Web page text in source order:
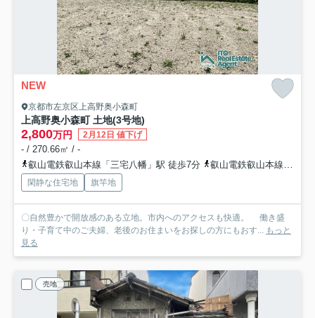
NEW
京都市左京区上高野奥小森町
上高野奥小森町 土地(3号地)
2,800万円 2月12日 値下げ
- / 270.66㎡ / -
叡山電鉄叡山本線「三宅八幡」駅 徒歩7分
叡山電鉄叡山本線「八瀬比叡山口」駅 徒歩12分
閑静な住宅地 旗竿地
〇自然豊かで開放感のある立地。市内へのアクセスも快適。 働き盛
り・子育て中のご夫婦、老後のお住まいをお探しの方にもおす... もっと
見る
売地